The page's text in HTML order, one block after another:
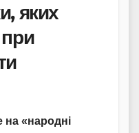
яких
на «народні